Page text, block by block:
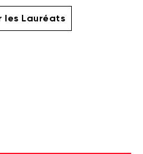
les Lauréats